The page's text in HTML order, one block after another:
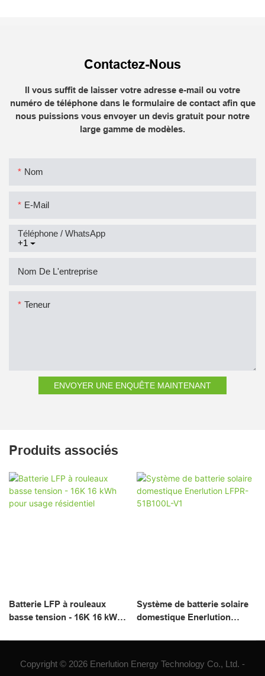
Contactez-Nous
Il vous suffit de laisser votre adresse e-mail ou votre
numéro de téléphone dans le formulaire de contact afin que
nous puissions vous envoyer un devis gratuit pour notre
large gamme de modèles.
Nom
E-Mail
+1
Téléphone / WhatsApp
Nom De L'entreprise
Teneur
ENVOYER UNE ENQUÊTE MAINTENANT
Produits associés
Batterie LFP à rouleaux
basse tension - 16K 16 kWh
Système de batterie solaire
domestique Enerlution
Copyright © 2026 Enerlution Energy Technology Co., Ltd. -